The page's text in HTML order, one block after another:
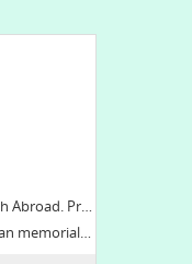
1922-03-03
29-1921-09-16